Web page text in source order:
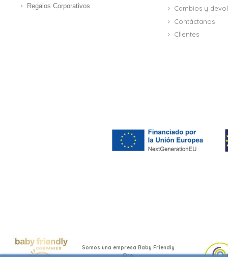
Regalos Corporativos
Cambios y
Contáctanos
Clientes
Somos una empresa Baby Friendly
Oro